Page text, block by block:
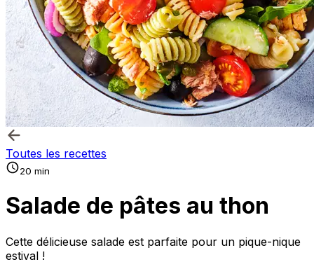
Toutes les recettes
20 min
Salade de pâtes au thon
Cette délicieuse salade est parfaite pour un pique-nique
estival !